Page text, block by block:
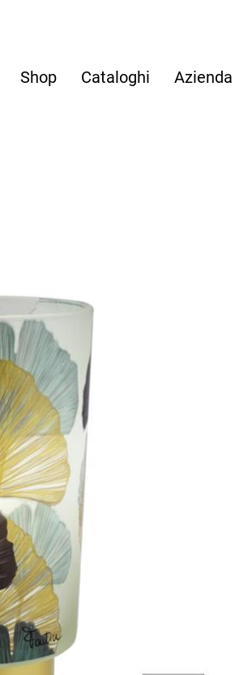
Shop Cataloghi Azienda